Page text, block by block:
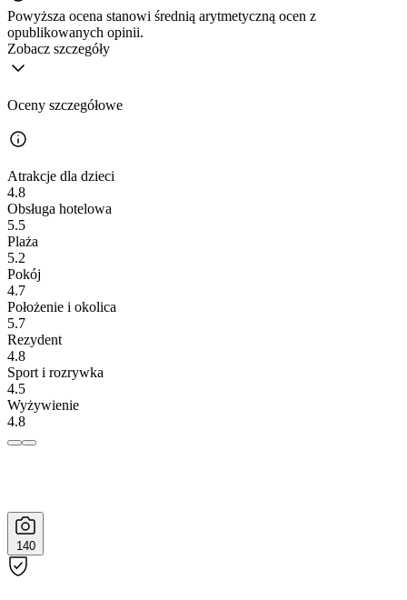
Powyższa ocena stanowi średnią arytmetyczną ocen z
opublikowanych opinii.
Zobacz szczegóły
Oceny szczegółowe
Atrakcje dla dzieci
4.8
Obsługa hotelowa
5.5
Plaża
5.2
Pokój
4.7
Położenie i okolica
5.7
Rezydent
4.8
Sport i rozrywka
4.5
Wyżywienie
4.8
140